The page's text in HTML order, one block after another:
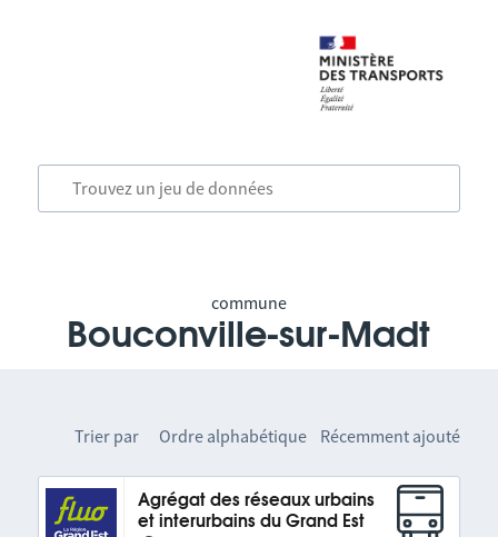
commune
Bouconville-sur-Madt
Trier par Ordre alphabétique Récemment ajouté
Agrégat des réseaux urbains
et interurbains du Grand Est